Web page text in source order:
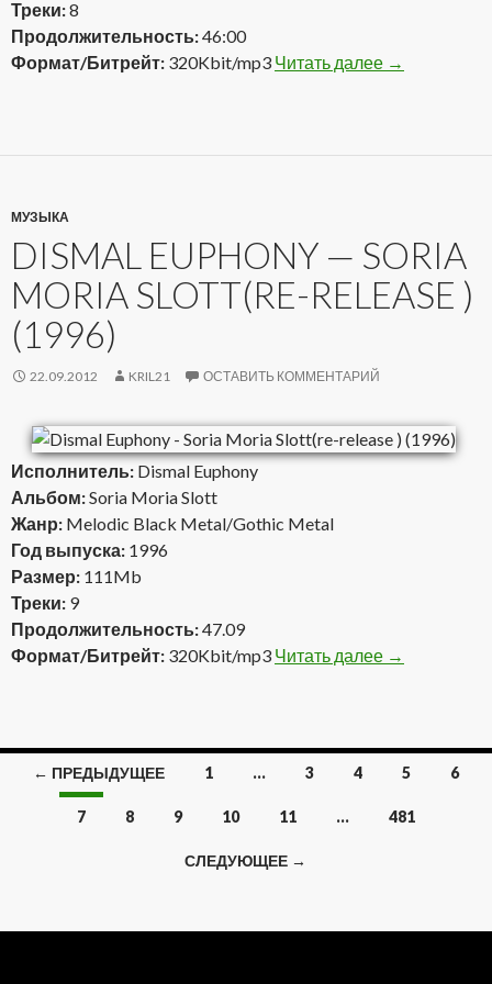
Треки:8
Продолжительность:46:00
Формат/Битрейт: 320Kbit/mp3 Читать далее Dismal
→
МУЗЫКА
DISMAL EUPHONY — SORIA
MORIA SLOTT(RE-RELEASE )
(1996)
22.09.2012 KRIL21 ОСТАВИТЬ КОММЕНТАРИЙ
Исполнитель: Dismal Euphony
Альбом:Soria Moria Slott
Жанр: Melodic Black Metal/Gothic Metal
Год выпуска: 1996
Размер: 111Mb
Треки: 9
Продолжительность:47.09
Формат/Битрейт: 320Kbit/mp3 Читать далее Dismal
→
Навигация
← ПРЕДЫДУЩЕЕ 1 … 3 4 5 6
7 8 9 10 11 … 481
СЛЕДУЮЩЕЕ →